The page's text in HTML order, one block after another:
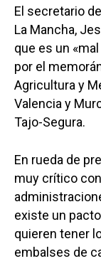
El secretario
La Mancha,
que es un
por el
Agricultura y
Valencia y
Tajo-Segura.
En rueda de
muy crítico
existe un
quieren tener
embalses de